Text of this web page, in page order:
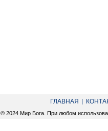
ГЛАВНАЯ
© 2024 Мир Бога. При любом